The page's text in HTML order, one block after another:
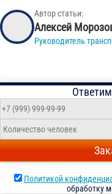
Автор статьи:
Алексей
Руководитель
Политикой
обработку